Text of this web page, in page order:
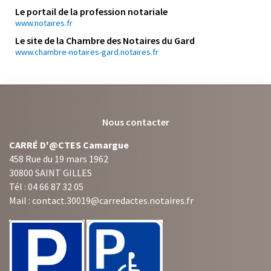
Le portail de la profession notariale
www.notaires.fr
Le site de la Chambre des Notaires du Gard
www.chambre-notaires-gard.notaires.fr
Nous contacter
CARRÉ D'@CTES Camargue
458 Rue du 19 mars 1962
30800 SAINT GILLES
Tél : 04 66 87 32 05
Mail : contact.30019@carredactes.notaires.fr